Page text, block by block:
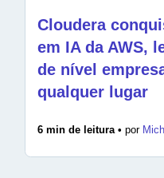
Cloudera
em IA da AWS,
de nível
qualquer lugar
6 min de leitura • por